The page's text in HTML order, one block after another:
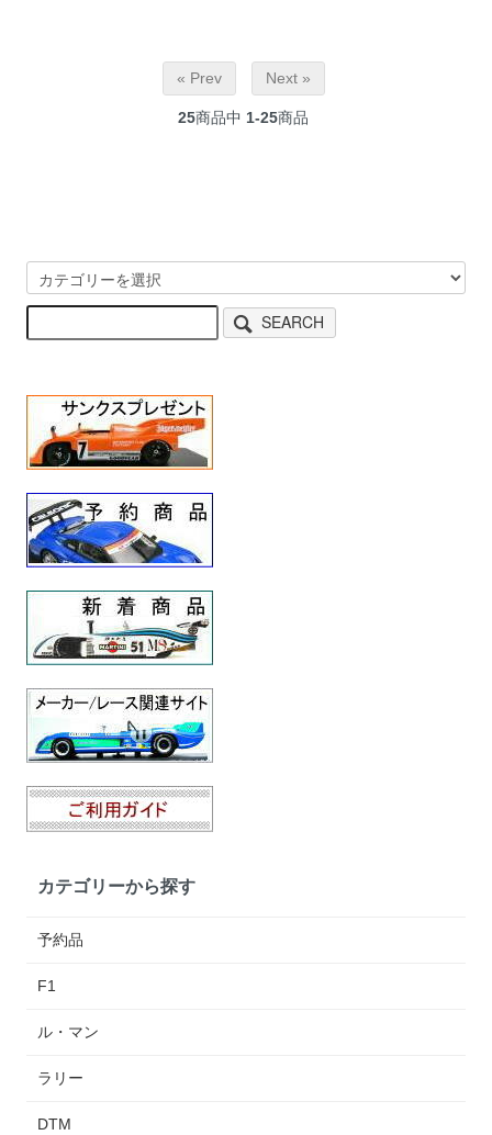
« Prev Next »
25商品中 1-25商品
SEARCH
カテゴリーから探す
予約品
F1
ル・マン
ラリー
DTM